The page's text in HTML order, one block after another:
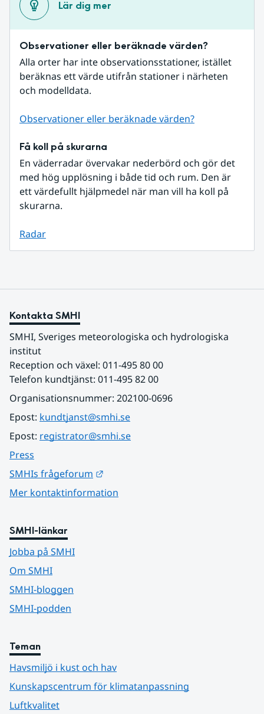
Lär dig mer
Observationer eller beräknade värden?
Alla orter har inte observationsstationer, istället
beräknas ett värde utifrån stationer i närheten
och modelldata.
Observationer eller beräknade värden?
Få koll på skurarna
En väderradar övervakar nederbörd och gör det
med hög upplösning i både tid och rum. Den är
ett värdefullt hjälpmedel när man vill ha koll på
skurarna.
Radar
Kontakta SMHI
SMHI, Sveriges meteorologiska och hydrologiska
institut
Reception och växel: 011-495 80 00
Telefon kundtjänst: 011-495 82 00
Organisationsnummer: 202100-0696
Epost: kundtjanst@smhi.se
Epost: registrator@smhi.se
Press
SMHIs frågeforum
Mer kontaktinformation
SMHI-länkar
Jobba på SMHI
Om SMHI
SMHI-bloggen
SMHI-podden
Teman
Havsmiljö i kust och hav
Kunskapscentrum för klimatanpassning
Luftkvalitet